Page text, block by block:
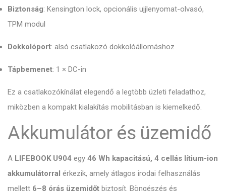
Biztonság: Kensington lock, opcionális ujjlenyomat-olvasó,
TPM modul
Dokkolóport: alsó csatlakozó dokkolóállomáshoz
Tápbemenet: 1 × DC-in
Ez a csatlakozókínálat elegendő a legtöbb üzleti feladathoz,
miközben a kompakt kialakítás mobilitásban is kiemelkedő.
Akkumulátor és üzemidő
A LIFEBOOK U904 egy 46 Wh kapacitású, 4 cellás lítium-ion
akkumulátorral érkezik, amely átlagos irodai felhasználás
mellett 6–8 órás üzemidőt biztosít. Böngészés és